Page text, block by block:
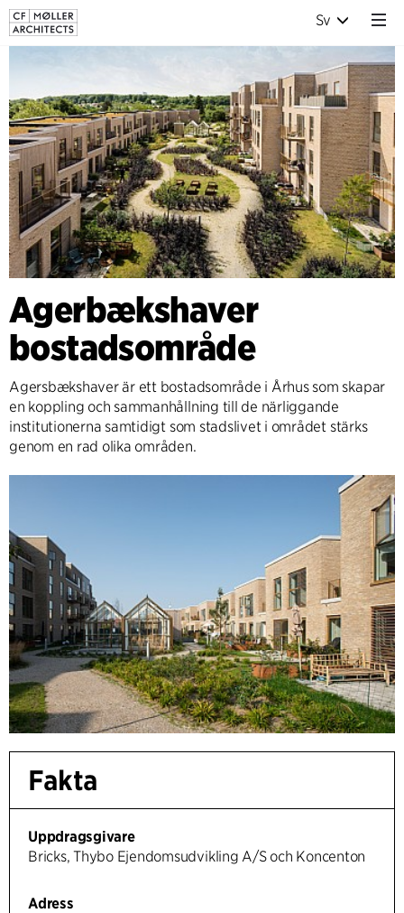
Sv
Agerbækshaver
bostadsområde
Agersbækshaver är ett bostadsområde i Århus som skapar
en koppling och sammanhållning till de närliggande
institutionerna samtidigt som stadslivet i området stärks
genom en rad olika områden.
Fakta
Uppdragsgivare
Bricks, Thybo Ejendomsudvikling A/S och Koncenton
Adress